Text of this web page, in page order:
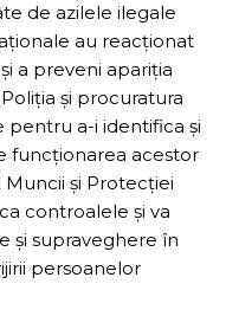
de azilele ilegale
au reacționat
a preveni apariția
și procuratura
pentru a-i identifica și
funcționarea acestor
și Protecției
controalele și va
și supraveghere în
persoanelor